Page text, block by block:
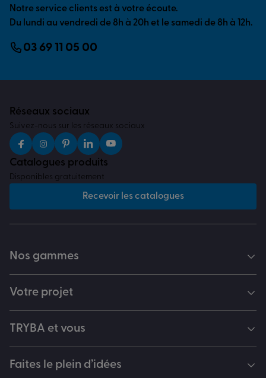
Notre service clients est à votre écoute.
Du lundi au vendredi de 8h à 20h et le samedi de 8h à 12h.
03 69 11 05 00
Réseaux sociaux
Suivez-nous sur les réseaux sociaux
Catalogues produits
Disponibles gratuitement
Recevoir les catalogues
Nos gammes
Votre projet
TRYBA et vous
Faites le plein d’idées